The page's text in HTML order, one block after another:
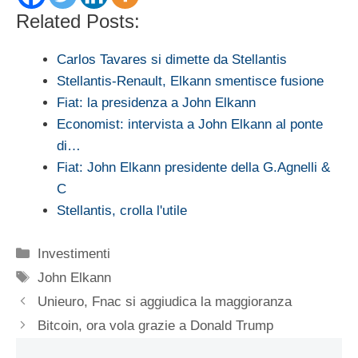
Related Posts:
Carlos Tavares si dimette da Stellantis
Stellantis-Renault, Elkann smentisce fusione
Fiat: la presidenza a John Elkann
Economist: intervista a John Elkann al ponte
di…
Fiat: John Elkann presidente della G.Agnelli &
C
Stellantis, crolla l'utile
Categorie
Investimenti
Tag
John Elkann
Unieuro, Fnac si aggiudica la maggioranza
Bitcoin, ora vola grazie a Donald Trump